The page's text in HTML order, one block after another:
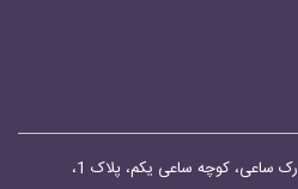
تهران، خیابان ولیعصر، بالاتراز پارک ساعی، کوچه ساعی یکم، پلاک 1،